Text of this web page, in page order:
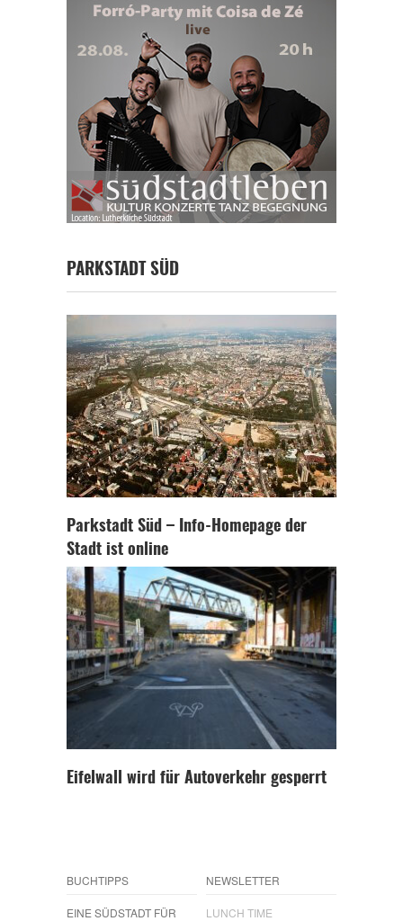
PARKSTADT SÜD
Parkstadt Süd – Info-Homepage der
Stadt ist online
Eifelwall wird für Autoverkehr gesperrt
BUCHTIPPS
EINE SÜDSTADT FÜR
NEWSLETTER
LUNCH TIME